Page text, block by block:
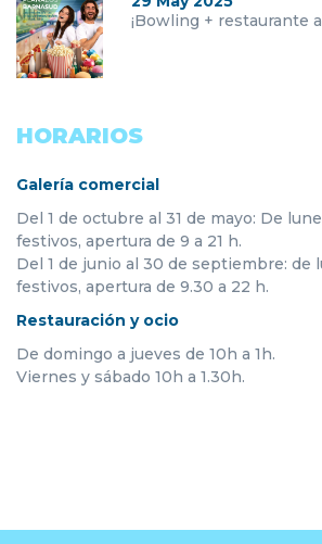
¡Bowling + restaurante
HORARIOS
Galería comercial
Del 1 de octubre al 31 de mayo: De
festivos, apertura de 9 a 21 h.
Del 1 de junio al 30 de septiembre: de
festivos, apertura de 9.30 a 22 h.
Restauración y ocio
De domingo a jueves de 10h a 1h.
Viernes y sábado 10h a 1.30h.